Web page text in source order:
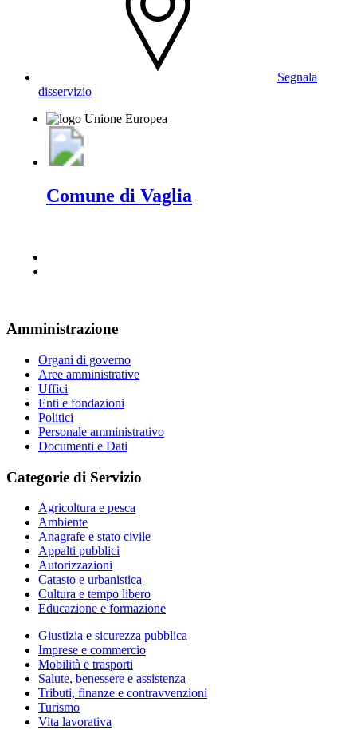
Segnala
disservizio
Comune di Vaglia
Amministrazione
Organi di governo
Aree amministrative
Uffici
Enti e fondazioni
Politici
Personale amministrativo
Documenti e Dati
Categorie di Servizio
Agricoltura e pesca
Ambiente
Anagrafe e stato civile
Appalti pubblici
Autorizzazioni
Catasto e urbanistica
Cultura e tempo libero
Educazione e formazione
Giustizia e sicurezza pubblica
Imprese e commercio
Mobilità e trasporti
Salute, benessere e assistenza
Tributi, finanze e contravvenzioni
Turismo
Vita lavorativa